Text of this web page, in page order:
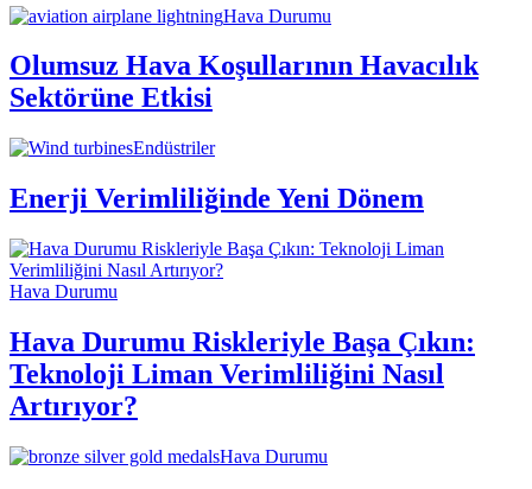
Hava Durumu
Olumsuz Hava Koşullarının Havacılık
Sektörüne Etkisi
Endüstriler
Enerji Verimliliğinde Yeni Dönem
Hava Durumu
Hava Durumu Riskleriyle Başa Çıkın:
Teknoloji Liman Verimliliğini Nasıl
Artırıyor?
Hava Durumu